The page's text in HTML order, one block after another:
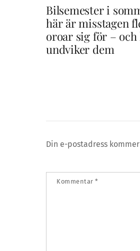
Bilsemester i
här är misstagen
oroar sig för –
undviker dem
Din e-postadress
Kommentar*